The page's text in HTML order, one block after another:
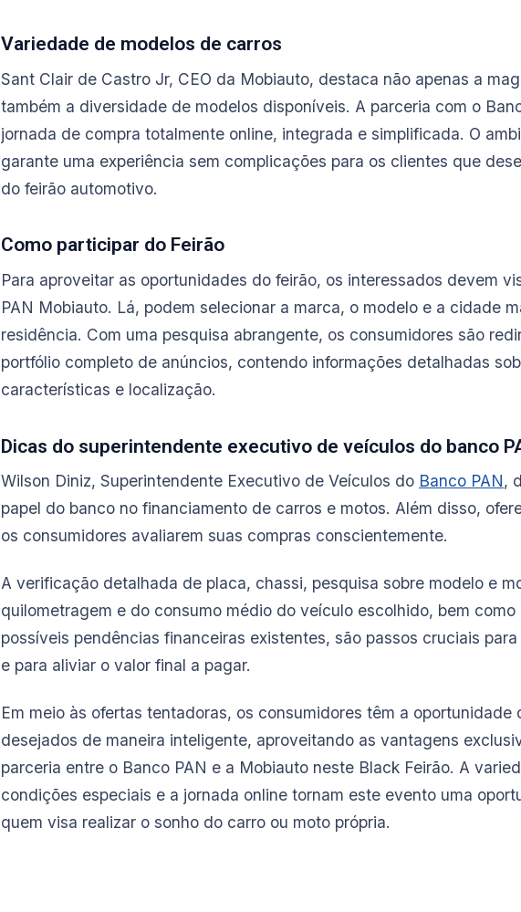
Variedade de modelos de carros
Sant Clair de Castro Jr, CEO da Mobiauto, destaca não apenas a
também a diversidade de modelos disponíveis. A parceria com o
jornada de compra totalmente online, integrada e simplificada. O
garante uma experiência sem complicações para os clientes que
do feirão automotivo.
Como participar do Feirão
Para aproveitar as oportunidades do feirão, os interessados devem
PAN Mobiauto. Lá, podem selecionar a marca, o modelo e a cidade
residência. Com uma pesquisa abrangente, os consumidores são
portfólio completo de anúncios, contendo informações detalhadas
características e localização.
Dicas do superintendente executivo de veículos do banco
Wilson Diniz, Superintendente Executivo de Veículos do Banco PAN,
papel do banco no financiamento de carros e motos. Além disso,
os consumidores avaliarem suas compras conscientemente.
A verificação detalhada de placa, chassi, pesquisa sobre modelo e
quilometragem e do consumo médio do veículo escolhido, bem
possíveis pendências financeiras existentes, são passos cruciais
e para aliviar o valor final a pagar.
Em meio às ofertas tentadoras, os consumidores têm a oportunidade
desejados de maneira inteligente, aproveitando as vantagens
parceria entre o Banco PAN e a Mobiauto neste Black Feirão. A
condições especiais e a jornada online tornam este evento uma
quem visa realizar o sonho do carro ou moto própria.